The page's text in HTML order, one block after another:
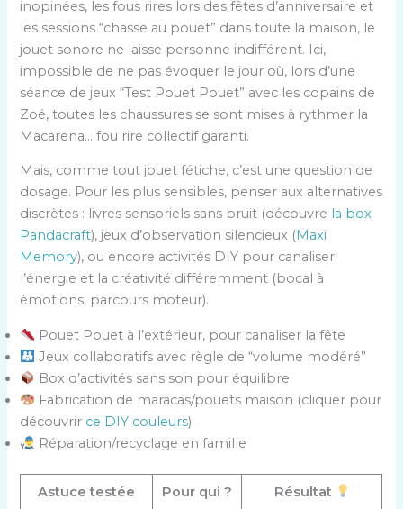
inopinées, les fous rires lors des fêtes d’anniversaire et
les sessions “chasse au pouet” dans toute la maison, le
jouet sonore ne laisse personne indifférent. Ici,
impossible de ne pas évoquer le jour où, lors d’une
séance de jeux “Test Pouet Pouet” avec les copains de
Zoé, toutes les chaussures se sont mises à rythmer la
Macarena… fou rire collectif garanti.
Mais, comme tout jouet fétiche, c’est une question de
dosage. Pour les plus sensibles, penser aux alternatives
discrètes : livres sensoriels sans bruit (découvre la box
Pandacraft), jeux d’observation silencieux (Maxi
Memory), ou encore activités DIY pour canaliser
l’énergie et la créativité différemment (bocal à
émotions, parcours moteur).
Pouet Pouet à l’extérieur, pour canaliser la fête
Jeux collaboratifs avec règle de “volume modéré”
Box d’activités sans son pour équilibre
Fabrication de maracas/pouets maison (cliquer pour
découvrir ce DIY couleurs)
Réparation/recyclage en famille
Astuce testée Pour qui ? Résultat